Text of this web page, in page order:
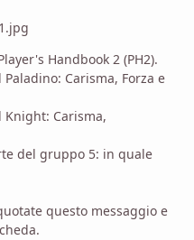
Handbook 2 (PH2).
Carisma, Forza e
Carisma,
del gruppo 5: in quale
questo messaggio e